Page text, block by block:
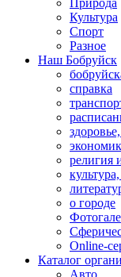
Природа
Культура
Спорт
Разное
Наш Бобруйск
справка
религия
о городе
Online-
Каталог
Авто